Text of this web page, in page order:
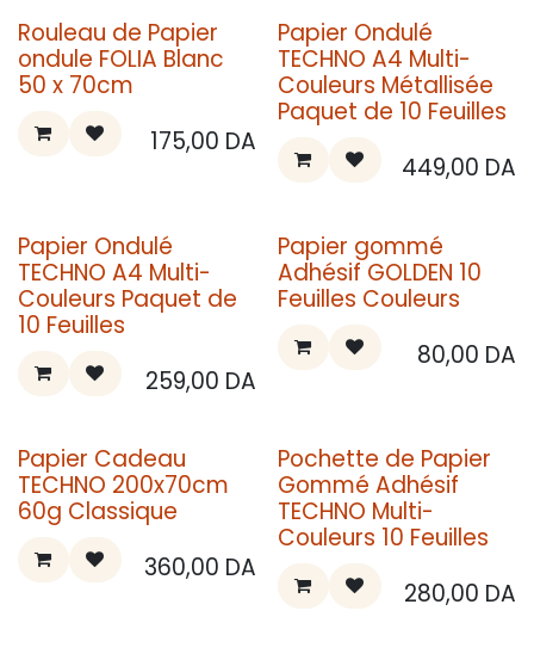
Rouleau de Papier
ondule FOLIA Blanc
50 x 70cm
175,00 DA
Papier Ondulé
TECHNO A4 Multi-
Couleurs Métallisée
Paquet de 10 Feuilles
449,00 DA
Papier Ondulé
TECHNO A4 Multi-
Couleurs Paquet de
10 Feuilles
259,00 DA
Papier gommé
Adhésif GOLDEN 10
Feuilles Couleurs
80,00 DA
Papier Cadeau
TECHNO 200x70cm
60g Classique
360,00 DA
Pochette de Papier
Gommé Adhésif
TECHNO Multi-
Couleurs 10 Feuilles
280,00 DA